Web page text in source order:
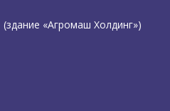
«Агромаш Холдинг»)